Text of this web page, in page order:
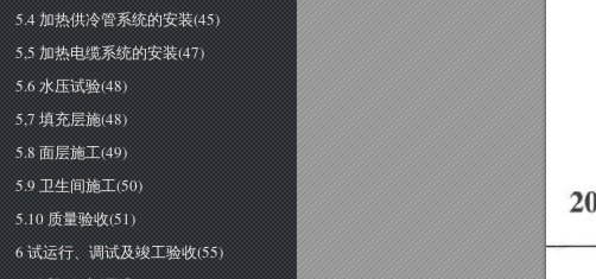
5.4 加热供冷管系统的安装(45)
5,5 加热电缆系统的安装(47)
5.6 水压试验(48)
5,7 填充层施(48)
5.8 面层施工(49)
5.9 卫生间施工(50)
5.10 质量验收(51)
6 试运行、调试及竣工验收(55)